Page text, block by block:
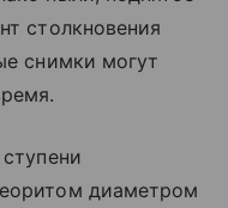
столкновения
снимки могут
диаметром